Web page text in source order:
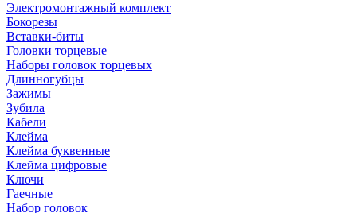
Электромонтажный комплект
Бокорезы
Вставки-биты
Головки торцевые
Наборы головок торцевых
Длинногубцы
Зажимы
Зубила
Кабели
Клейма
Клейма буквенные
Клейма цифровые
Ключи
Гаечные
Набор головок